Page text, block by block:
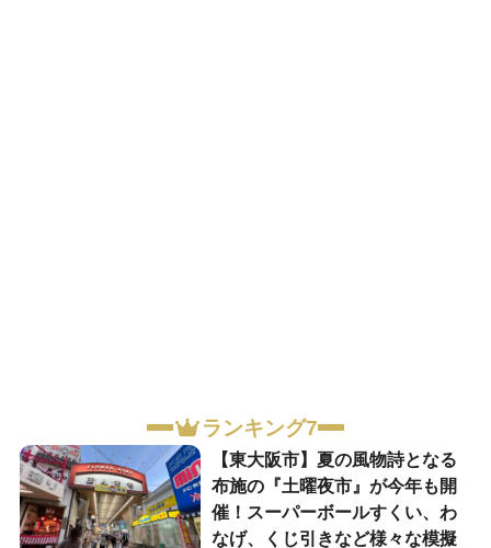
ランキング7
【東大阪市】夏の風物詩となる
布施の『土曜夜市』が今年も開
催！スーパーボールすくい、わ
なげ、くじ引きなど様々な模擬